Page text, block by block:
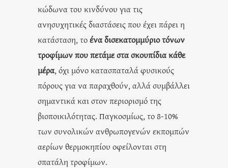
κώδωνα του κινδύνου για τις
ανησυχητικές διαστάσεις που έχει πάρει η
κατάσταση, τοένα δισεκατομμύριο τόνων
τροφίμων που πετάμε στα σκουπίδια κάθε
μέρα, όχι μόνο κατασπαταλά φυσικούς
πόρους για να παραχθούν, αλλά συμβάλλει
σημαντικά και στον περιορισμό της
βιοποικιλότητας. Παγκοσμίως, το 8-10%
των συνολικών ανθρωπογενών εκπομπών
αερίων θερμοκηπίου οφείλονται στη
σπατάλη τροφίμων.